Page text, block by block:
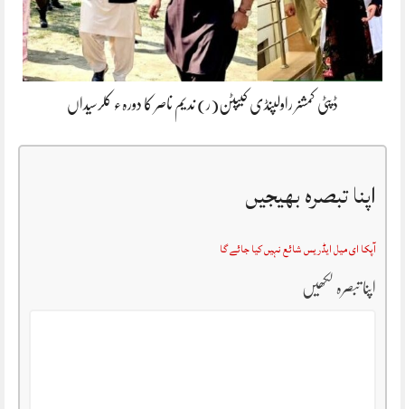
ڈپٹی کمشنر راولپنڈی کیپٹن(ر) ندیم ناصر کا دورہء کلرسیداں
اپنا تبصرہ بھیجیں
آپکا ای میل ایڈریس شائع نہیں کیا جائے گا
اپنا تبصرہ لکھیں